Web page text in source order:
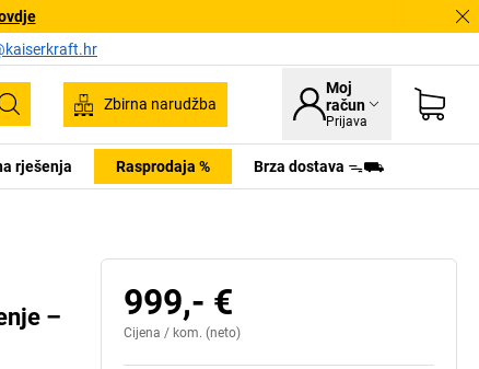
Pretraživanje
Zbirna narudžba
Moj
račun
Prijava
rješenja Rasprodaja % Brza dostava ᯓ⛟
–
999,- €
Cijena / kom. (neto)